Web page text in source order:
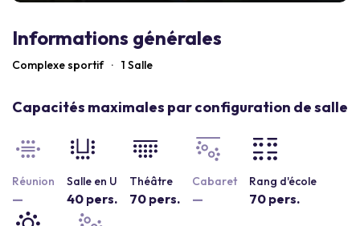
Informations générales
Complexe sportif · 1 Salle
Capacités maximales par configuration de salle
Réunion
—
Salle en U
40 pers.
Théâtre
70 pers.
Cabaret
—
Rang d'école
70 pers.